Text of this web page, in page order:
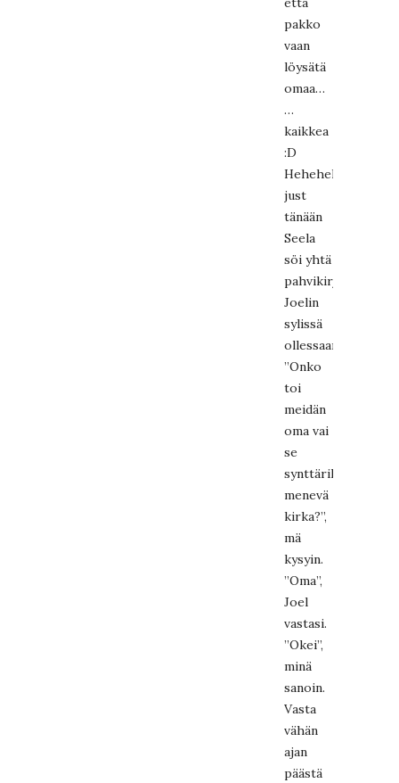
pakko
vaan
löysätä
omaa…
…
kaikkea
:D
Hehehehe
just
tänään
Seela
söi yhtä
pahvikirjaa
Joelin
sylissä
ollessaan.
”Onko
toi
meidän
oma vai
se
synttärilahjaksi
menevä
kirka?”,
mä
kysyin.
”Oma”,
Joel
vastasi.
”Okei”,
minä
sanoin.
Vasta
vähän
ajan
päästä